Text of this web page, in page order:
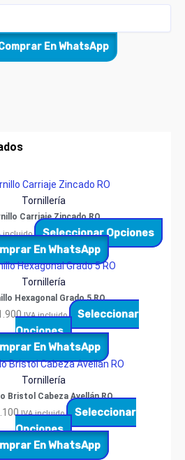
En WhatsApp
Tornillería
Carriaje Zincado RO
incluido Seleccionar Opciones
En WhatsApp
Tornillería
Hexagonal Grado 5 RO
IVA incluido
Seleccionar
Opciones
En WhatsApp
Tornillería
Bristol Cabeza Avellán RO
IVA incluido
Seleccionar
Opciones
En WhatsApp